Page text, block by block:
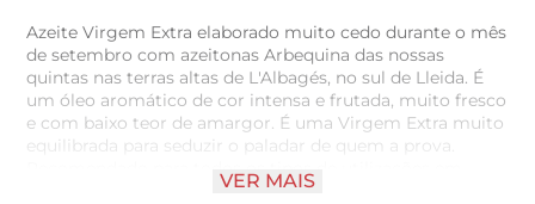
Azeite Virgem Extra elaborado muito cedo durante o mês
de setembro com azeitonas Arbequina das nossas
quintas nas terras altas de L'Albagés, no sul de Lleida. É
um óleo aromático de cor intensa e frutada, muito fresco
e com baixo teor de amargor. É uma Virgem Extra muito
equilibrada para seduzir o paladar de quem a prova.
Recomendado para todos os tipos de utilizações em
bruto, de forma a manter todas as suas características
VER MAIS